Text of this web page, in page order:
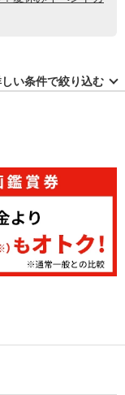
い条件で絞り込む